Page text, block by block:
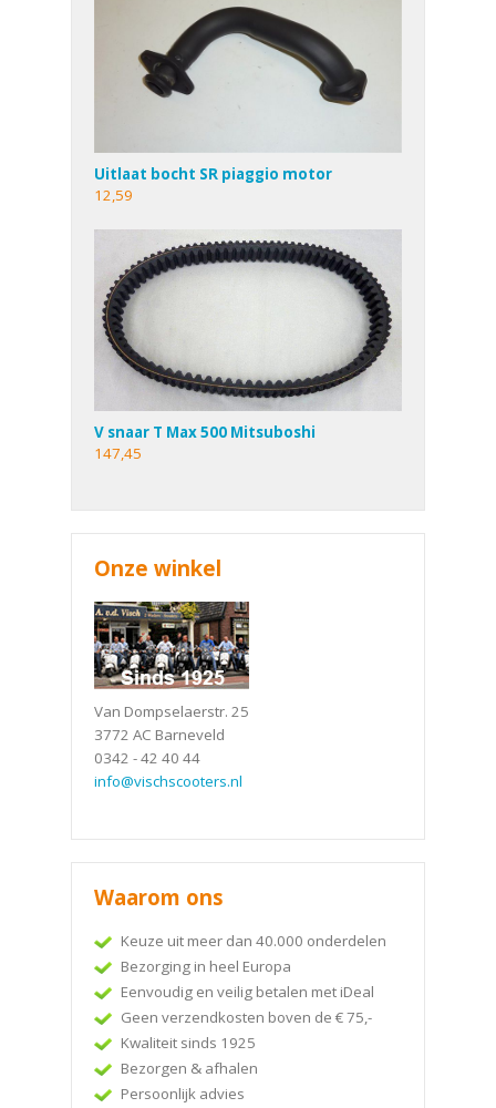
Uitlaat bocht SR piaggio motor
12,59
V snaar T Max 500 Mitsuboshi
147,45
Onze winkel
Van Dompselaerstr. 25
3772 AC Barneveld
0342 - 42 40 44
info@vischscooters.nl
Waarom ons
Keuze uit meer dan 40.000 onderdelen
Bezorging in heel Europa
Eenvoudig en veilig betalen met iDeal
Geen verzendkosten boven de € 75,-
Kwaliteit sinds 1925
Bezorgen & afhalen
Persoonlijk advies